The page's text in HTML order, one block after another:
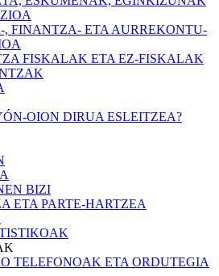
FINANTZA- ETA AURREKONTU-
FISKALAK ETA EZ-FISKALAK
OION DIRUA ESLEITZEA?
BIZI
ETA PARTE-HARTZEA
TELEFONOAK ETA ORDUTEGIA